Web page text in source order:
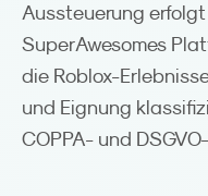
Aussteuerung
SuperAwesomes
die Roblox-
und Eignung
COPPA- und